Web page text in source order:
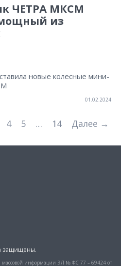
ЧЕТРА МКСМ
из
новые колесные мини-
М
01.02.2024
4 5 … 14 Далее →
защищены.
массовой информации ЭЛ № ФС 77 – 69424 от